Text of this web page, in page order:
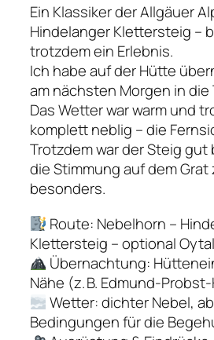
Ein Klassiker der Allgäuer
Hindelanger Klettersteig –
trotzdem ein Erlebnis.
Ich habe auf der Hütte
am nächsten Morgen in
Das Wetter war warm und
komplett neblig – die
Trotzdem war der Steig gut
die Stimmung auf dem Grat
besonders.
Route: Nebelhorn –
Klettersteig – optional
Übernachtung:
Nähe (z. B. Edmund-
Wetter: dichter Nebel,
Bedingungen für die